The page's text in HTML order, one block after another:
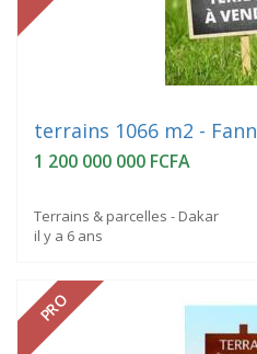
terrains 1066 m2 - Fann
1 200 000 000 FCFA
Terrains & parcelles - Dakar
il y a 6 ans
PRO